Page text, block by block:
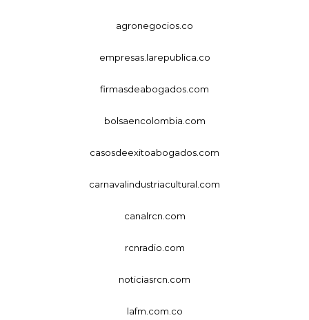
agronegocios.co
empresas.larepublica.co
firmasdeabogados.com
bolsaencolombia.com
casosdeexitoabogados.com
carnavalindustriacultural.com
canalrcn.com
rcnradio.com
noticiasrcn.com
lafm.com.co